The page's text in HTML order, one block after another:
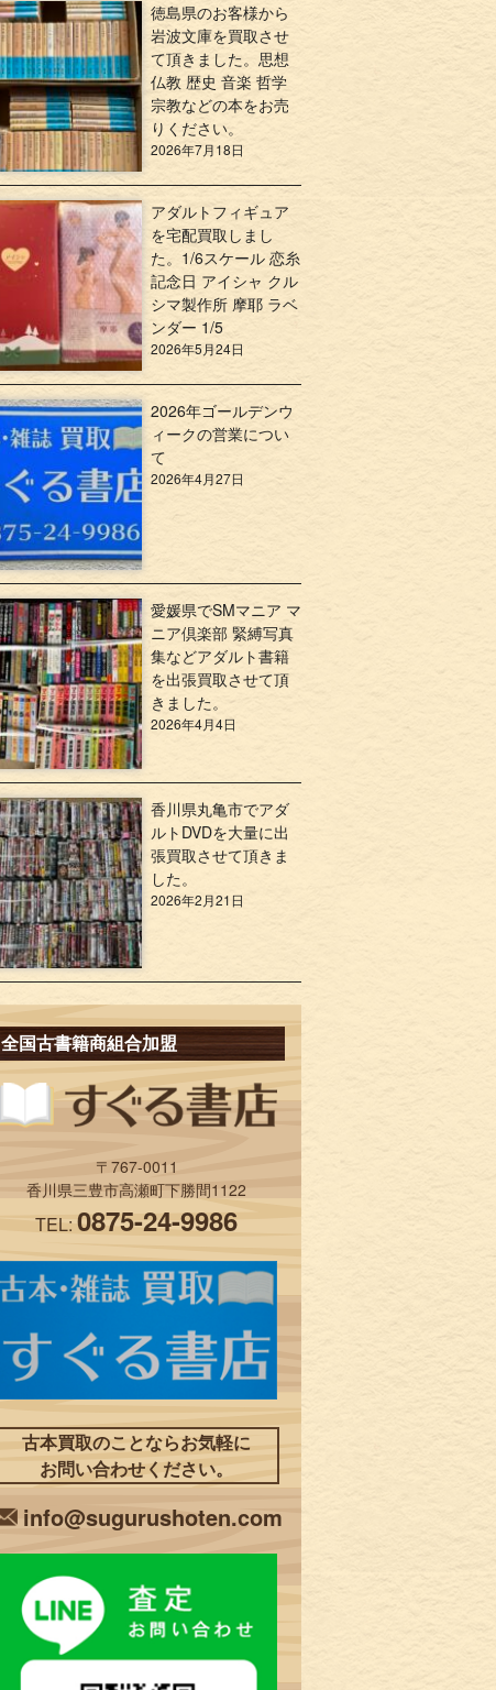
徳島県のお客様から
岩波文庫を買取させ
て頂きました。思想
仏教 歴史 音楽 哲学
宗教などの本をお売
りください。
2026年7月18日
アダルトフィギュア
を宅配買取しまし
た。1/6スケール 恋糸
記念日 アイシャ クル
シマ製作所 摩耶 ラベ
ンダー 1/5
2026年5月24日
2026年ゴールデンウ
ィークの営業につい
て
2026年4月27日
愛媛県でSMマニア マ
ニア倶楽部 緊縛写真
集などアダルト書籍
を出張買取させて頂
きました。
2026年4月4日
香川県丸亀市でアダ
ルトDVDを大量に出
張買取させて頂きま
した。
2026年2月21日
全国古書籍商組合加盟
〒767-0011
香川県三豊市高瀬町下勝間1122
TEL:0875-24-9986
古本買取のことならお気軽に
お問い合わせください。
info@sugurushoten.com